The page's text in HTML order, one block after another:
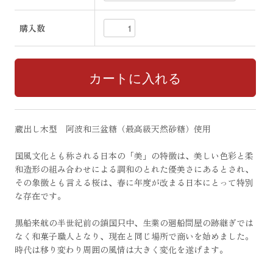
購入数
蔵出し木型 阿波和三盆糖（最高級天然砂糖）使用
国風文化とも称される日本の「美」の特徴は、美しい色彩と柔
和造形の組み合わせによる調和のとれた優美さにあるとされ、
その象徴とも言える桜は、春に年度が改まる日本にとって特別
な存在です。
黒船来航の半世紀前の鎖国只中、生業の廻船問屋の跡継ぎでは
なく和菓子職人となり、現在と同じ場所で商いを始めました。
時代は移り変わり周囲の風情は大きく変化を遂げます。